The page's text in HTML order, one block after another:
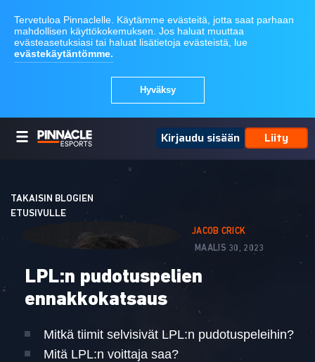
Kirjaudu sisään Liity
TAKAISIN BLOGIEN
ETUSIVULLE
JACOB CRICK
MAALIS 30, 2023
LPL:n pudotuspelien
ennakkokatsaus
Mitkä tiimit selvisivät LPL:n pudotuspeleihin?
Mitä LPL:n voittaja saa?